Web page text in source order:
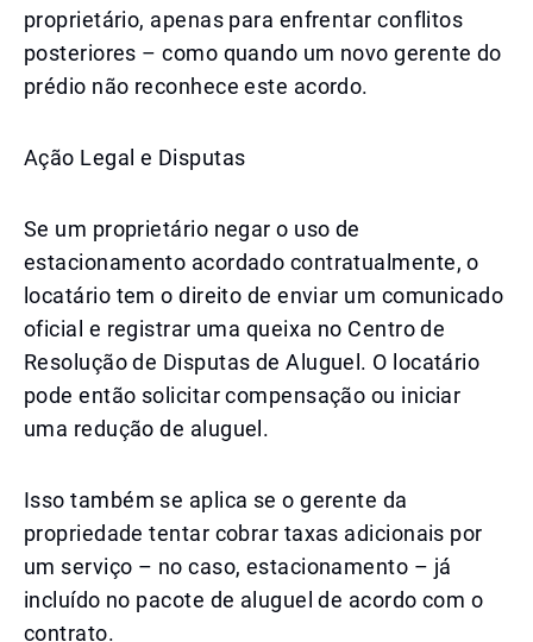
proprietário, apenas para enfrentar conflitos
posteriores – como quando um novo gerente do
prédio não reconhece este acordo.
Ação Legal e Disputas
Se um proprietário negar o uso de
estacionamento acordado contratualmente, o
locatário tem o direito de enviar um comunicado
oficial e registrar uma queixa no Centro de
Resolução de Disputas de Aluguel. O locatário
pode então solicitar compensação ou iniciar
uma redução de aluguel.
Isso também se aplica se o gerente da
propriedade tentar cobrar taxas adicionais por
um serviço – no caso, estacionamento – já
incluído no pacote de aluguel de acordo com o
contrato.